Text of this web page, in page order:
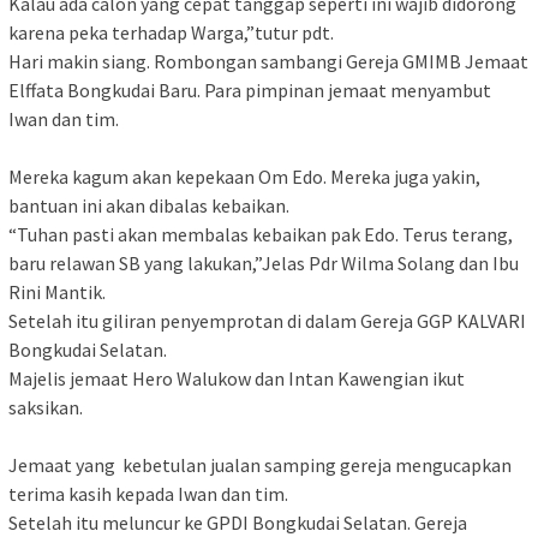
karena peka terhadap Warga,”tutur pdt.
Hari makin siang. Rombongan sambangi Gereja GMIMB Jemaat
Elffata Bongkudai Baru. Para pimpinan jemaat menyambut
Iwan dan tim.
Mereka kagum akan kepekaan Om Edo. Mereka juga yakin,
bantuan ini akan dibalas kebaikan.
“Tuhan pasti akan membalas kebaikan pak Edo. Terus terang,
baru relawan SB yang lakukan,”Jelas Pdr Wilma Solang dan Ibu
Rini Mantik.
Setelah itu giliran penyemprotan di dalam Gereja GGP KALVARI
Bongkudai Selatan.
Majelis jemaat Hero Walukow dan Intan Kawengian ikut
saksikan.
Jemaat yang kebetulan jualan samping gereja mengucapkan
terima kasih kepada Iwan dan tim.
Setelah itu meluncur ke GPDI Bongkudai Selatan. Gereja